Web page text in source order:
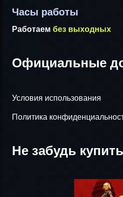
Часы работы
Работаем без выходных
Официальные
Условия использования
Политика
Не забудь купить